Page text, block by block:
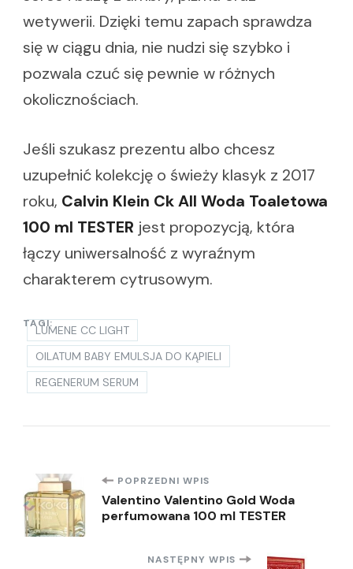
wetywerii. Dzięki temu zapach sprawdza
się w ciągu dnia, nie nudzi się szybko i
pozwala czuć się pewnie w różnych
okolicznościach.
Jeśli szukasz prezentu albo chcesz
uzupełnić kolekcję o świeży klasyk z 2017
roku, Calvin Klein Ck All Woda Toaletowa
100 ml TESTER jest propozycją, która
łączy uniwersalność z wyraźnym
charakterem cytrusowym.
TAGI:
LUMENE CC LIGHT
OILATUM BABY EMULSJA DO KĄPIELI
REGENERUM SERUM
Nawigacja
wpisu
POPRZEDNI WPIS
Valentino Valentino Gold Woda
perfumowana 100 ml TESTER
NASTĘPNY WPIS